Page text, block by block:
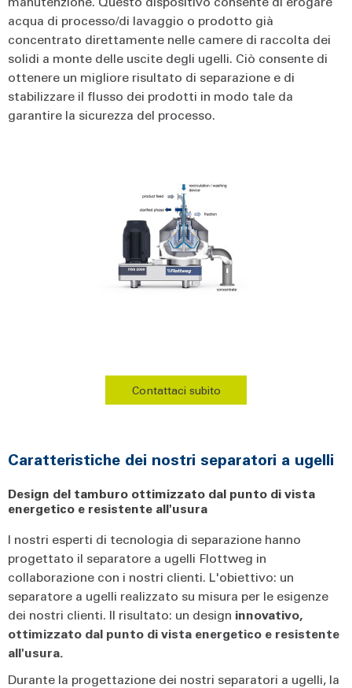
acqua di processo/di lavaggio o prodotto già
concentrato direttamente nelle camere di raccolta dei
solidi a monte delle uscite degli ugelli. Ciò consente di
ottenere un migliore risultato di separazione e di
stabilizzare il flusso dei prodotti in modo tale da
garantire la sicurezza del processo.
Contattaci subito
Caratteristiche dei nostri separatori a ugelli
Design del tamburo ottimizzato dal punto di vista
energetico e resistente all'usura
I nostri esperti di tecnologia di separazione hanno
progettato il separatore a ugelli Flottweg in
collaborazione con i nostri clienti. L'obiettivo: un
separatore a ugelli realizzato su misura per le esigenze
dei nostri clienti. Il risultato: un design innovativo,
ottimizzato dal punto di vista energetico e resistente
all'usura.
Durante la progettazione dei nostri separatori a ugelli, la